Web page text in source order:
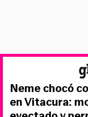
Neme chocó
en Vitacura: